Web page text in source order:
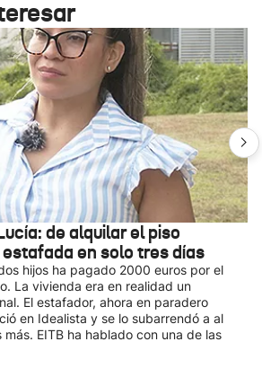
de alquilar el piso
en solo tres días
hijos ha pagado 2000 euros por el
La vivienda era en realidad un
El estafador, ahora en paradero
en Idealista y se lo subarrendó a al
más. EITB ha hablado con una de las